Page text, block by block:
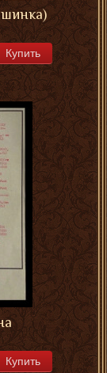
Купить
Купить